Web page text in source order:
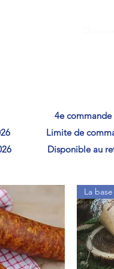
Limite de
Disponible au
La